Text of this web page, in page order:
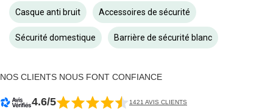
Casque anti bruit Accessoires de sécurité
Sécurité domestique Barrière de sécurité blanc
NOS CLIENTS NOUS FONT CONFIANCE
4.6/5 1421 AVIS CLIENTS